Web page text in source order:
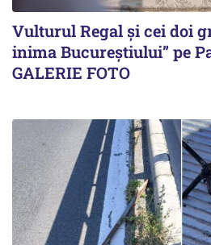
Vulturul Regal și cei doi
inima Bucureștiului” pe
GALERIE FOTO